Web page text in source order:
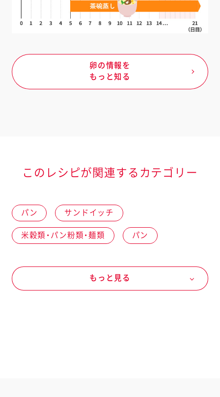
卵の情報を
もっと知る
このレシピが関連するカテゴリー
パン サンドイッチ
米穀類・パン粉類・麺類 パン
卵・乳製品
もっと見る